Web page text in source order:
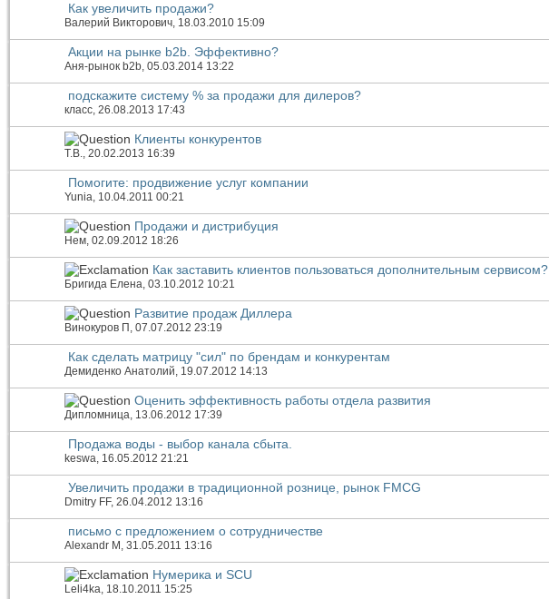
Как увеличить продажи?
Валерий Викторович, 18.03.2010 15:09
Акции на рынке b2b. Эффективно?
Аня-рынок b2b, 05.03.2014 13:22
подскажите систему % за продажи для дилеров?
класс, 26.08.2013 17:43
Клиенты конкурентов
Т.В., 20.02.2013 16:39
Помогите: продвижение услуг компании
Yunia, 10.04.2011 00:21
Продажи и дистрибуция
Нем, 02.09.2012 18:26
Как заставить клиентов пользоваться дополнительным сервисом?
Бригида Елена, 03.10.2012 10:21
Развитие продаж Диллера
Винокуров П , 07.07.2012 23:19
Как сделать матрицу "сил" по брендам и конкурентам
Демиденко Анатолий, 19.07.2012 14:13
Оценить эффективность работы отдела развития
Дипломница, 13.06.2012 17:39
Продажа воды - выбор канала сбыта.
keswa, 16.05.2012 21:21
Увеличить продажи в традиционной рознице, рынок FMCG
Dmitry FF, 26.04.2012 13:16
письмо с предложением о сотрудничестве
Alexandr M , 31.05.2011 13:16
Нумерика и SCU
Leli4ka, 18.10.2011 15:25